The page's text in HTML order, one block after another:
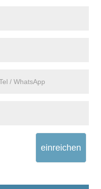
einreichen